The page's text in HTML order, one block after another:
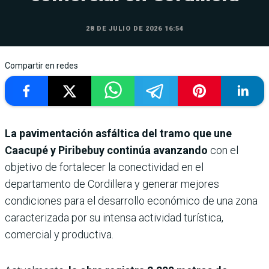
28 DE JULIO DE 2026 16:54
Compartir en redes
La pavimentación asfáltica del tramo que une
Caacupé y Piribebuy continúa avanzando con el
objetivo de fortalecer la conectividad en el
departamento de Cordillera y generar mejores
condiciones para el desarrollo económico de una zona
caracterizada por su intensa actividad turística,
comercial y productiva.